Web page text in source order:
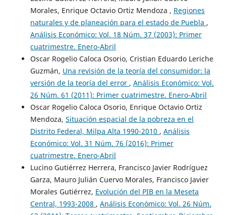
Morales, Enrique Octavio Ortiz Mendoza , Regiones
naturales y de planeación para el estado de Puebla ,
Análisis Económico: Vol. 18 Núm. 37 (2003): Primer
cuatrimestre. Enero-Abril
Oscar Rogelio Caloca Osorio, Cristian Eduardo Leriche
Guzmán, Una revisión de la teoría del consumidor: la
versión de la teoría del error , Análisis Económico: Vol.
26 Núm. 61 (2011): Primer cuatrimestre. Enero-Abril
Oscar Rogelio Caloca Osorio, Enrique Octavio Ortiz
Mendoza, Situación espacial de la pobreza en el
Distrito Federal, Milpa Alta 1990-2010 , Análisis
Económico: Vol. 31 Núm. 76 (2016): Primer
cuatrimestre. Enero-Abril
Lucino Gutiérrez Herrera, Francisco Javier Rodríguez
Garza, Mauro Julián Cuervo Morales, Francisco Javier
Morales Gutiérrez, Evolución del PIB en la Meseta
Central, 1993-2008 , Análisis Económico: Vol. 26 Núm.